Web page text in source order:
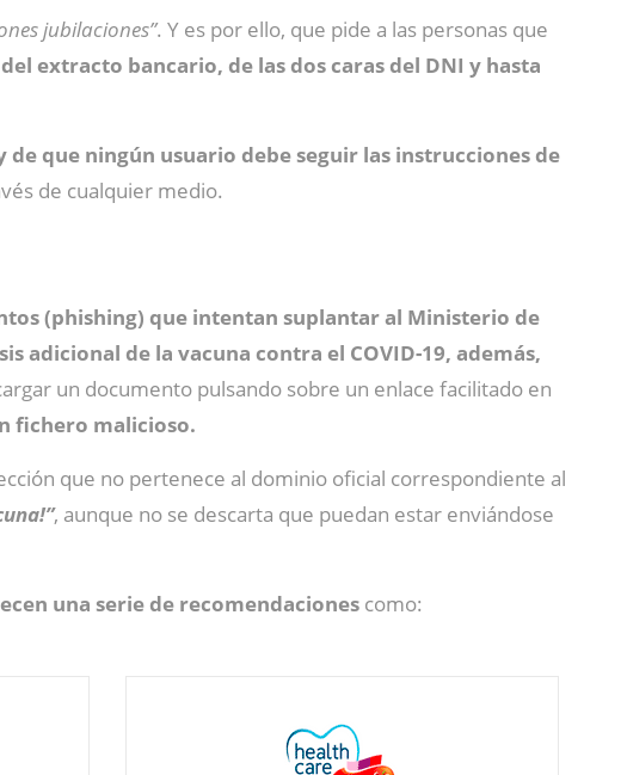
jubilaciones”. Y es por ello, que pide a las personas que
extracto bancario, de las dos caras del DNI y hasta
de que ningún usuario debe seguir las instrucciones de
de cualquier medio.
(phishing) que intentan suplantar al Ministerio de
adicional de la vacuna contra el COVID-19, además,
un documento pulsando sobre un enlace facilitado en
fichero malicioso.
que no pertenece al dominio oficial correspondiente al
, aunque no se descarta que puedan estar enviándose
una serie de recomendaciones como: